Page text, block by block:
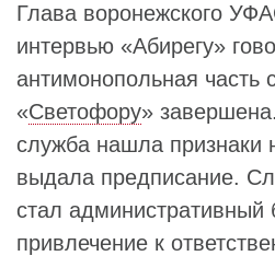
Глава воронежского
интервью «Абирегу»
антимонопольная часть
«Светофору»
служба нашла признаки
выдала предписание.
стал
привлечение к